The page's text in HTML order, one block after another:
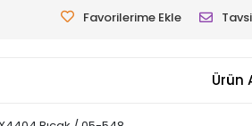
Favorilerime Ekle
Ürün